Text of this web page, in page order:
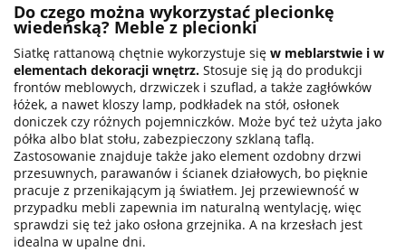
Do czego można wykorzystać plecionkę
wiedeńską? Meble z plecionki
Siatkę rattanową chętnie wykorzystuje się w meblarstwie i w
elementach dekoracji wnętrz. Stosuje się ją do produkcji
frontów meblowych, drzwiczek i szuflad, a także zagłówków
łóżek, a nawet kloszy lamp, podkładek na stół, osłonek
doniczek czy różnych pojemniczków. Może być też użyta jako
półka albo blat stołu, zabezpieczony szklaną taflą.
Zastosowanie znajduje także jako element ozdobny drzwi
przesuwnych, parawanów i ścianek działowych, bo pięknie
pracuje z przenikającym ją światłem. Jej przewiewność w
przypadku mebli zapewnia im naturalną wentylację, więc
sprawdzi się też jako osłona grzejnika. A na krzesłach jest
idealna w upalne dni.